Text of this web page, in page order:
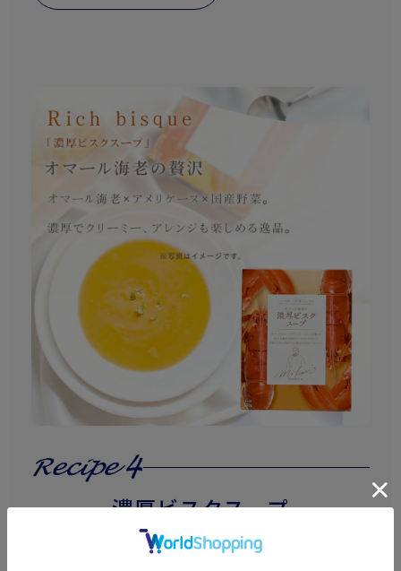
濃厚ビスクスープ
オマールのコンソメとアメリケーヌソースを贅